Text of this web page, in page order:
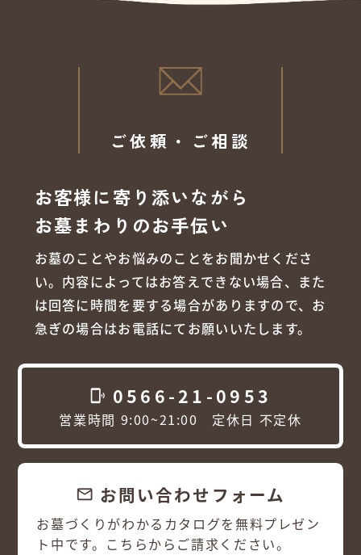
ご依頼・ご相談
お客様に寄り添いながら
お墓まわりのお手伝い
お墓のことやお悩みのことをお聞かせくださ
い。内容によってはお答えできない場合、また
は回答に時間を要する場合がありますので、お
急ぎの場合はお電話にてお願いいたします。
phonelink_ring 0566-21-0953
営業時間 9:00~21:00 定休日 不定休
email お問い合わせフォーム
お墓づくりがわかるカタログを無料プレゼン
ト中です。こちらからご請求ください。